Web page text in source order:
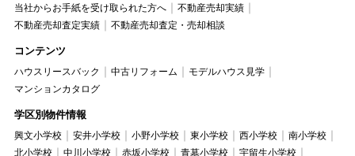
当社からお手紙を受け取られた方へ
不動産売却実績
不動産売却査定実績
不動産売却査定・売却相談
コンテンツ
ハウスリースバック 中古リフォーム
モデルハウス見学
マンションカタログ
学区別物件情報
興文小学校 安井小学校 小野小学校 東小学校 西小学校
南小学校
北小学校
中川小学校 赤坂小学校 青墓小学校
宇留生小学校